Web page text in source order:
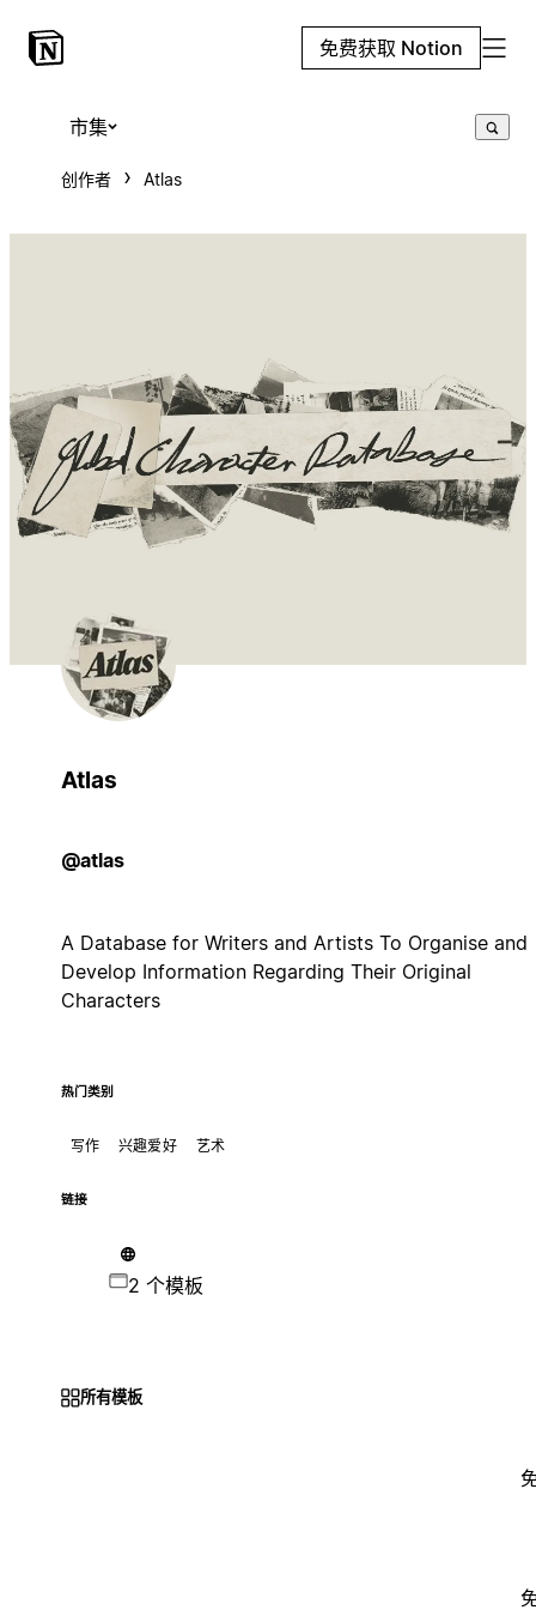
免费获取 Notion
市集
创作者 Atlas
Atlas
@atlas
A Database for Writers and Artists To Organise and
Develop Information Regarding Their Original
Characters
热门类别
写作 兴趣爱好 艺术
链接
2 个模板
所有模板